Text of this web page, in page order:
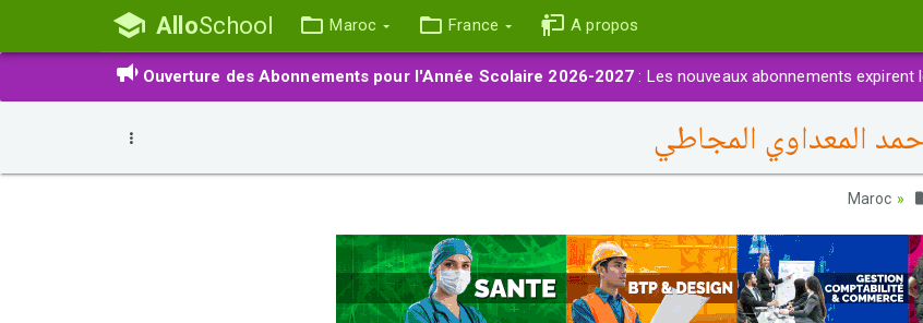
AlloSchool Maroc France A propos
Ouverture des Abonnements pour l'Année Scolaire 2026-2027 : Les nouveaux abonnements expirent
المعداوي المجاطي